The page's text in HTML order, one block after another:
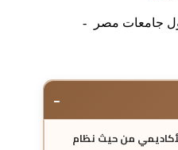
جامعات مصر
−
من حيث نظام